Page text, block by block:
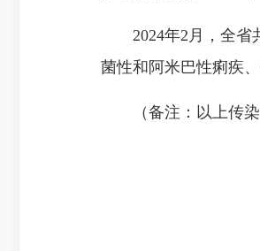
2024年2月，全省共
菌性和阿米巴性痢疾
（备注：以上传染